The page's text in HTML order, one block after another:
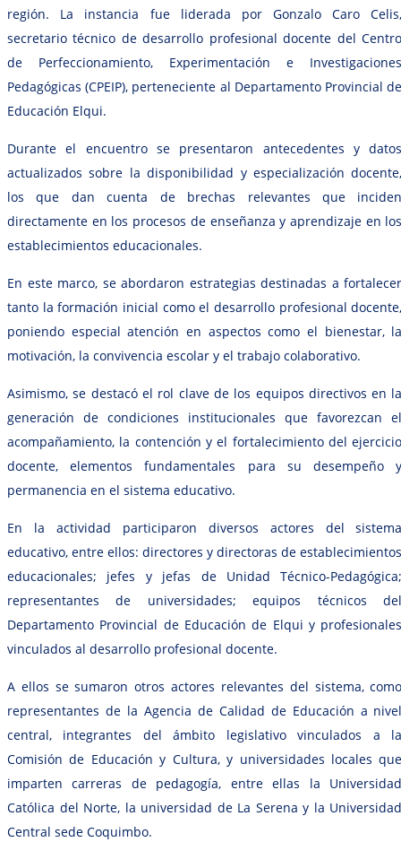
región. La instancia fue liderada por Gonzalo Caro
secretario técnico de desarrollo profesional docente del
de Perfeccionamiento, Experimentación e
Pedagógicas (CPEIP), perteneciente al Departamento Provincial
Educación Elqui.
Durante el encuentro se presentaron antecedentes y
actualizados sobre la disponibilidad y especialización
los que dan cuenta de brechas relevantes que
directamente en los procesos de enseñanza y aprendizaje en
establecimientos educacionales.
En este marco, se abordaron estrategias destinadas a
tanto la formación inicial como el desarrollo profesional
poniendo especial atención en aspectos como el bienestar,
motivación, la convivencia escolar y el trabajo colaborativo.
Asimismo, se destacó el rol clave de los equipos directivos en
generación de condiciones institucionales que favorezcan
acompañamiento, la contención y el fortalecimiento del
docente, elementos fundamentales para su desempeño
permanencia en el sistema educativo.
En la actividad participaron diversos actores del
educativo, entre ellos: directores y directoras de
educacionales; jefes y jefas de Unidad Técnico-
representantes de universidades; equipos técnicos
Departamento Provincial de Educación de Elqui y
vinculados al desarrollo profesional docente.
A ellos se sumaron otros actores relevantes del sistema,
representantes de la Agencia de Calidad de Educación a
central, integrantes del ámbito legislativo vinculados a
Comisión de Educación y Cultura, y universidades locales
imparten carreras de pedagogía, entre ellas la
Católica del Norte, la universidad de La Serena y la
Central sede Coquimbo.